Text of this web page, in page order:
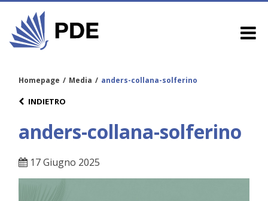
Homepage / Media / anders-collana-solferino
INDIETRO
anders-collana-solferino
17 Giugno 2025